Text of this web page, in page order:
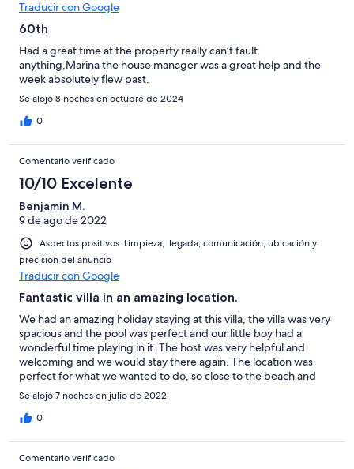
Traducir con Google
60th
Had a great time at the property really can’t fault
anything,Marina the house manager was a great help and the
week absolutely flew past.
Se alojó 8 noches en octubre de 2024
0
Comentario verificado
10/10 Excelente
Benjamin M.
9 de ago de 2022
Aspectos positivos: Limpieza, llegada, comunicación, ubicación y
precisión del anuncio
Traducir con Google
Fantastic villa in an amazing location.
We had an amazing holiday staying at this villa, the villa was very
spacious and the pool was perfect and our little boy had a
wonderful time playing in it. The host was very helpful and
welcoming and we would stay there again. The location was
perfect for what we wanted to do, so close to the beach and
near some lovely restaurants and bars.
Se alojó 7 noches en julio de 2022
0
Comentario verificado